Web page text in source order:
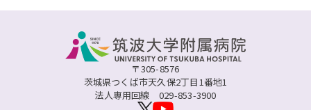
〒305-8576
茨城県つくば市天久保2丁目1番地1
法人専用回線 029-853-3900